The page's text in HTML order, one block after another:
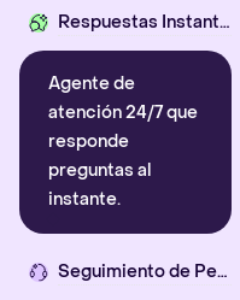
Respuestas Instantáneas
Agente de
atención 24/7 que
responde
preguntas al
instante.
Seguimiento de Pedidos